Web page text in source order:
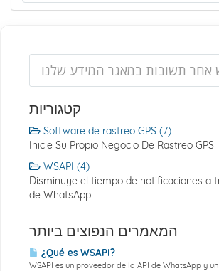
קטגוריות
Software de rastreo GPS (7)
Inicie Su Propio Negocio De Rastreo GPS
WSAPI (4)
Disminuye el tiempo de notificaciones a
de WhatsApp
המאמרים הנפוצים ביותר
¿Qué es WSAPI?
WSAPI es un proveedor de la API de WhatsApp y